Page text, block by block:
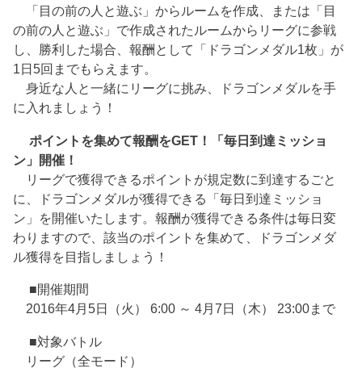
「目の前の人と遊ぶ」からルームを作成、または「目
の前の人と遊ぶ」で作成されたルームからリーグに参戦
し、勝利した場合、報酬として「ドラゴンメダル1枚」が
1日5回までもらえます。
身近な人と一緒にリーグに挑み、ドラゴンメダルを手
に入れましょう！
ポイントを集めて報酬をGET！「毎日到達ミッショ
ン」開催！
リーグで獲得できるポイントが規定数に到達するごと
に、ドラゴンメダルが獲得できる「毎日到達ミッショ
ン」を開催いたします。報酬が獲得できる条件は毎日変
わりますので、該当のポイントを集めて、ドラゴンメダ
ル獲得を目指しましょう！
■開催期間
2016年4月5日（火） 6:00 ～ 4月7日（木） 23:00まで
■対象バトル
リーグ（全モード）